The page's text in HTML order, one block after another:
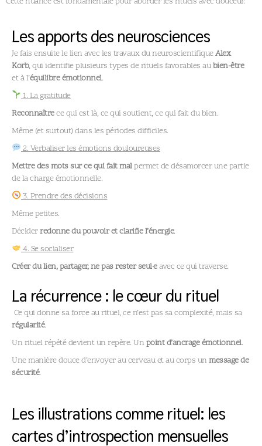
Les apports des neurosciences
Je fais ensuite le lien avec les travaux du neuroscientifiqueAlex
Korb, qui identifie plusieurs types de rituels favorables aubien-être
et à l’équilibre émotionnel.
1. La gratitude
Reconnaîtrece qui est là, ce qui soutient, ce qui fait du bien.
Même (et surtout) dans les périodes difficiles.
2. Verbaliser les émotions douloureuses
Mettre des mots sur ce qui fait malpermet de désamorcer une partie
de la charge émotionnelle.
3. Prendre des décisions
Même petites.
Déciderredonne du pouvoir et clarifie l’énergie.
4. Se socialiser
Créer du lien, partager, ne pas rester seul·eavec ce qui traverse.
La récurrence : le cœur du rituel
Ce qui donne sa force au rituel, ce n’est pas sa complexité, mais sa
régularité.
Un rituel répété devient un repère. Un point d’ancrage émotionnel.
Une manière douce d’envoyer au cerveau et au corps un message de
sécurité.
Les illustrations comme rituel: les
cartes d’introspection mensuelles